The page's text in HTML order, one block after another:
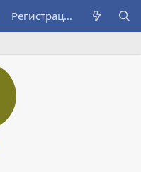
Регистрация